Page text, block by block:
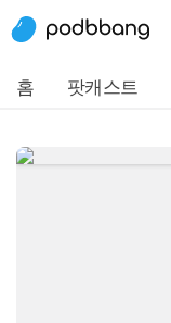
홈 팟캐스트